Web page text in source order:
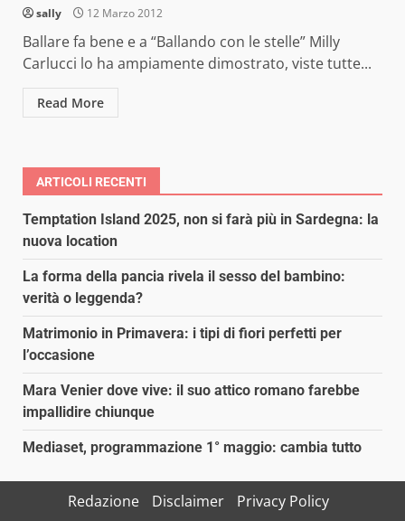
sally 12 Marzo 2012
Ballare fa bene e a “Ballando con le stelle” Milly
Carlucci lo ha ampiamente dimostrato, viste tutte...
Read More
ARTICOLI RECENTI
Temptation Island 2025, non si farà più in Sardegna: la
nuova location
La forma della pancia rivela il sesso del bambino:
verità o leggenda?
Matrimonio in Primavera: i tipi di fiori perfetti per
l’occasione
Mara Venier dove vive: il suo attico romano farebbe
impallidire chiunque
Mediaset, programmazione 1° maggio: cambia tutto
Redazione Disclaimer Privacy Policy